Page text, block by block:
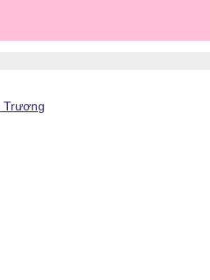
Trương